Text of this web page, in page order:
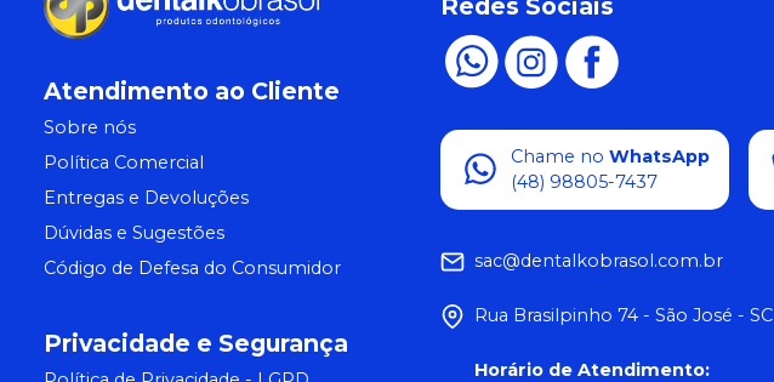
Atendimento ao Cliente
Sobre nós
Política Comercial
Entregas e Devoluções
Dúvidas e Sugestões
Código de Defesa do Consumidor
Privacidade e Segurança
Redes Sociais
Chame no WhatsApp
(48) 98805-7437
sac@dentalkobrasol.com.br
Rua Brasilpinho 74 - São José - SC
Horário de Atendimento: